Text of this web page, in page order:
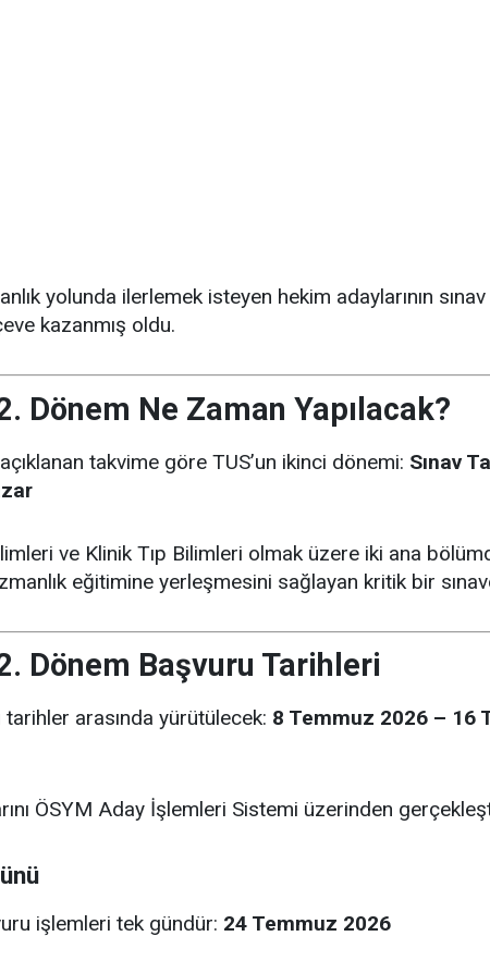
yolunda ilerlemek isteyen hekim adaylarının sınav
kazanmış oldu.
Dönem Ne Zaman Yapılacak?
takvime göre TUS’un ikinci dönemi: Sınav
ve Klinik Tıp Bilimleri olmak üzere iki ana
eğitimine yerleşmesini sağlayan kritik bir
Dönem Başvuru Tarihleri
arasında yürütülecek: 8 Temmuz 2026 – 16
ÖSYM Aday İşlemleri Sistemi üzerinden
işlemleri tek gündür: 24 Temmuz 2026